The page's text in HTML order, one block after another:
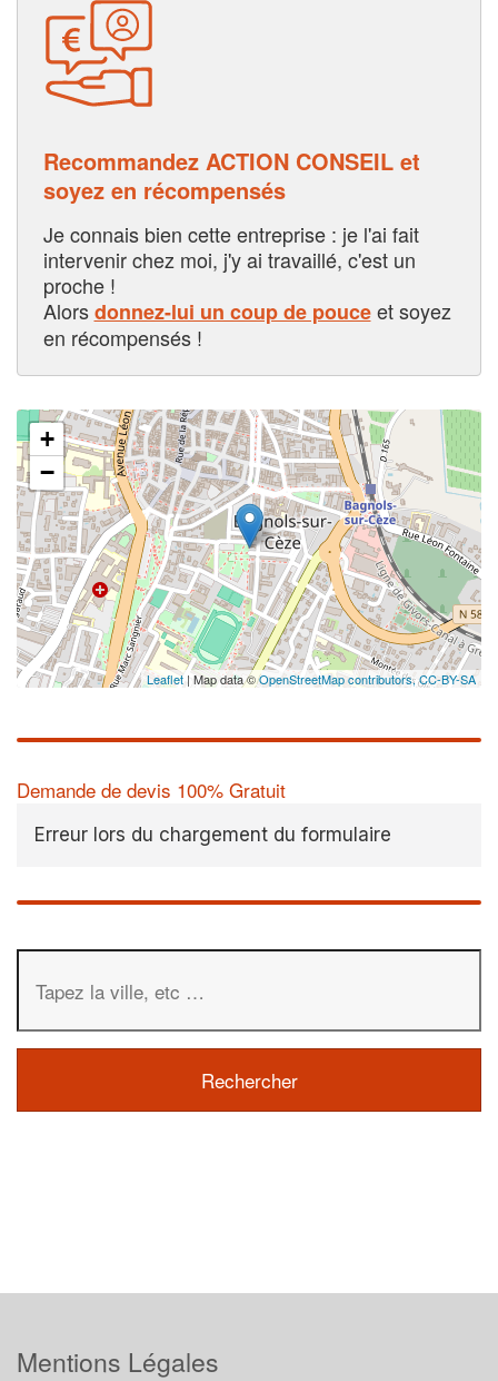
Recommandez ACTION CONSEIL et
soyez en récompensés
Je connais bien cette entreprise : je l'ai fait
intervenir chez moi, j'y ai travaillé, c'est un
proche !
Alorsdonnez-lui un coup de pouceet soyez
en récompensés !
+
−
Leaflet | Map data ©OpenStreetMap contributors,CC-BY-SA
Demande de devis 100% Gratuit
Erreur lors du chargement du formulaire
✕
vos
Mentions Légales